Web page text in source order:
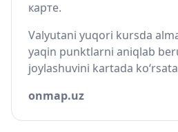
карте.
Valyutani yuqori kursda
yaqin punktlarni aniqlab
joylashuvini kartada
onmap.uz